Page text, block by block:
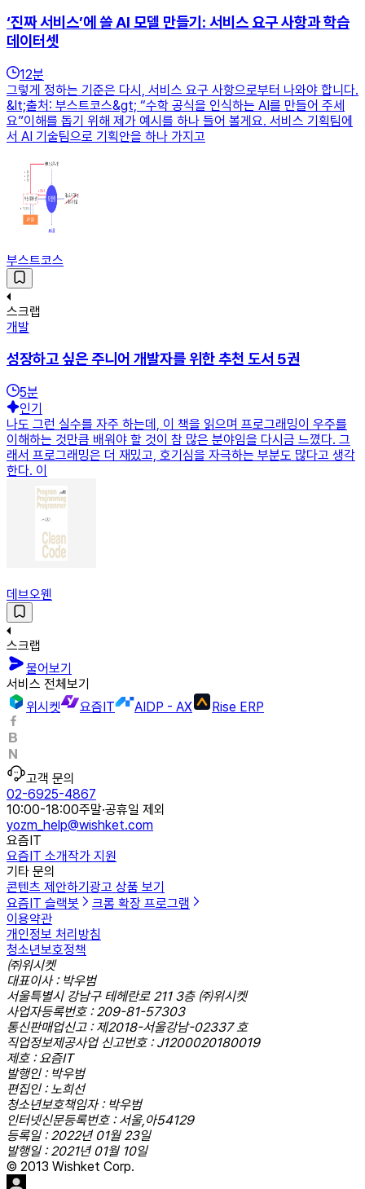
‘진짜 서비스’에 쓸 AI 모델 만들기: 서비스 요구 사항과 학습
데이터셋
12분
그렇게 정하는 기준은 다시, 서비스 요구 사항으로부터 나와야 합니다.
&lt;출처: 부스트코스&gt; “수학 공식을 인식하는 AI를 만들어 주세
요”이해를 돕기 위해 제가 예시를 하나 들어 볼게요. 서비스 기획팀에
서 AI 기술팀으로 기획안을 하나 가지고
부스트코스
스크랩
개발
성장하고 싶은 주니어 개발자를 위한 추천 도서 5권
5분
인기
나도 그런 실수를 자주 하는데, 이 책을 읽으며 프로그래밍이 우주를
이해하는 것만큼 배워야 할 것이 참 많은 분야임을 다시금 느꼈다. 그
래서 프로그래밍은 더 재밌고, 호기심을 자극하는 부분도 많다고 생각
한다. 이
데브오웬
스크랩
물어보기
서비스 전체보기
위시켓
요즘IT AIDP - AX Rise ERP
고객 문의
02-6925-4867
10:00-18:00주말·공휴일 제외
yozm_help@wishket.com
요즘IT
요즘IT 소개작가 지원
기타 문의
콘텐츠 제안하기 광고 상품 보기
요즘IT 슬랙봇
크롬 확장 프로그램
이용약관
개인정보 처리방침
청소년보호정책
㈜위시켓
대표이사 : 박우범
서울특별시 강남구 테헤란로 211 3층 ㈜위시켓
사업자등록번호 : 209-81-57303
통신판매업신고 : 제2018-서울강남-02337 호
직업정보제공사업 신고번호 : J1200020180019
제호 : 요즘IT
발행인 : 박우범
편집인 : 노희선
청소년보호책임자 : 박우범
인터넷신문등록번호 : 서울,아54129
등록일 : 2022년 01월 23일
발행일 : 2021년 01월 10일
© 2013 Wishket Corp.